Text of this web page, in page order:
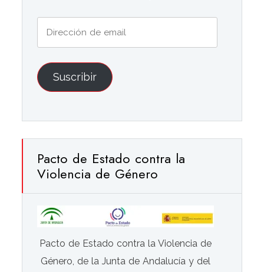
email
Suscribir
Pacto de Estado contra la
Violencia de Género
Pacto de Estado contra la Violencia de
Género, de la Junta de Andalucía y del